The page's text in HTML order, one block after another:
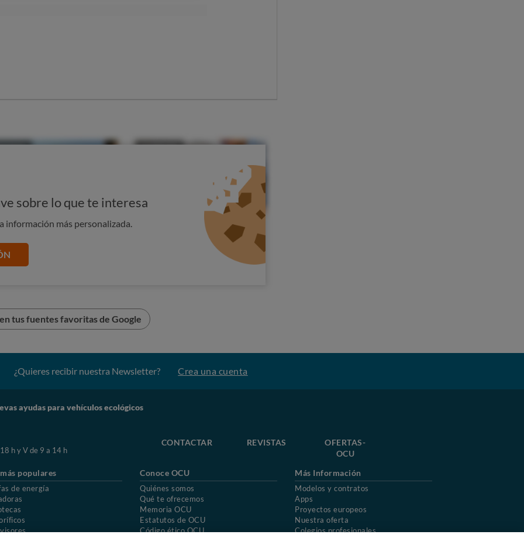
usa nuestros comparador
coche ecológico, ya seaeléctrico,híbrido, degas GLPo
resultará tremendamente útil conocer la ficha que
cada modelo:
DE COCHES
sobre lo que te interesa
información más personalizada.
tus fuentes favoritas de Google
¿Quieres recibir nuestra Newsletter? Crea una cuenta
ayudas para vehículos ecológicos
h y V de 9 a 14 h
CONTACTAR REVISTAS
OFERTAS-
OCU
populares
de energía
Conoce OCU
Quiénes somos
Qué te ofrecemos
Memoria OCU
Estatutos de OCU
Código ético OCU
Más Información
Modelos y contratos
Apps
Proyectos europeos
Nuestra oferta
Colegios profesionales